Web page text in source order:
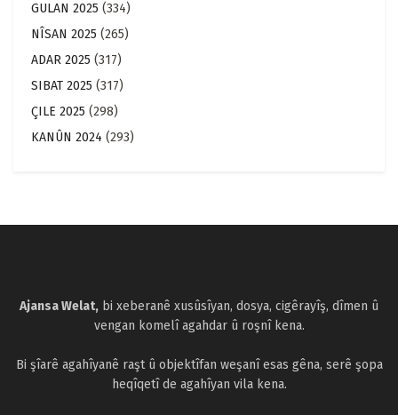
GULAN 2025 (334)
NÎSAN 2025 (265)
ADAR 2025 (317)
SIBAT 2025 (317)
ÇILE 2025 (298)
KANÛN 2024 (293)
Ajansa Welat, bi xeberanê xusûsîyan, dosya, cigêrayîş, dîmen û
vengan komelî agahdar û roşnî kena.
Bi şîarê agahîyanê raşt û objektîfan weşanî esas gêna, serê şopa
heqîqetî de agahîyan vila kena.